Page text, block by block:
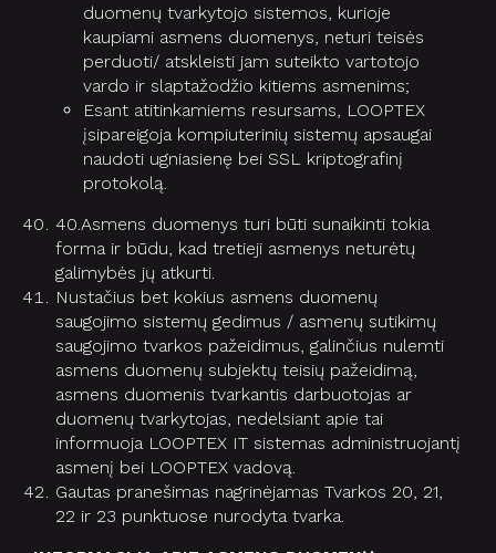
duomenų tvarkytojo sistemos, kurioje
kaupiami asmens duomenys, neturi teisės
perduoti/ atskleisti jam suteikto vartotojo
vardo ir slaptažodžio kitiems asmenims;
Esant atitinkamiems resursams, LOOPTEX
įsipareigoja kompiuterinių sistemų apsaugai
naudoti ugniasienę bei SSL kriptografinį
protokolą.
40.Asmens duomenys turi būti sunaikinti tokia
forma ir būdu, kad tretieji asmenys neturėtų
galimybės jų atkurti.
Nustačius bet kokius asmens duomenų
saugojimo sistemų gedimus / asmenų sutikimų
saugojimo tvarkos pažeidimus, galinčius nulemti
asmens duomenų subjektų teisių pažeidimą,
asmens duomenis tvarkantis darbuotojas ar
duomenų tvarkytojas, nedelsiant apie tai
informuoja LOOPTEX IT sistemas administruojantį
asmenį bei LOOPTEX vadovą.
Gautas pranešimas nagrinėjamas Tvarkos 20, 21,
22 ir 23 punktuose nurodyta tvarka.